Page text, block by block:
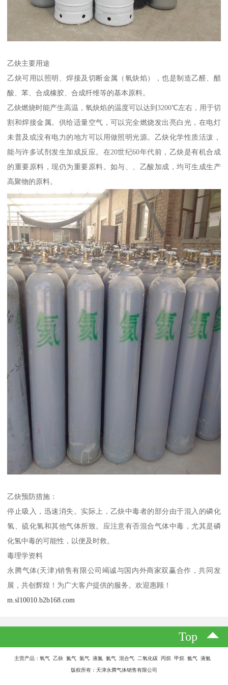
乙炔主要用途
乙炔可用以照明、焊接及切断金属（氧炔焰），也是制造乙醛、醋
酸、苯、合成橡胶、合成纤维等的基本原料。
乙炔燃烧时能产生高温，氧炔焰的温度可以达到3200℃左右，用于切
割和焊接金属。供给适量空气，可以完全燃烧发出亮白光，在电灯
未普及或没有电力的地方可以用做照明光源。乙炔化学性质活泼，
能与许多试剂发生加成反应。在20世纪60年代前，乙炔是有机合成
的重要原料，现仍为重要原料。如与、、乙酸加成，均可生成生产
高聚物的原料。
乙炔预防措施：
停止吸入，迅速消失。实际上，乙炔中毒者的部分由于混入的磷化
氢、硫化氢和其他气体所致。应注意有否混合气体中毒，尤其是磷
化氢中毒的可能性，以便及时救。
毒理学资料
永腾气体(天津)销售有限公司竭诚与国内外商家双赢合作，共同发
展，共创辉煌！为广大客户提供的服务。欢迎惠顾！
m.sl10010.b2b168.com
Top
主营产品：氧气 乙炔 氮气 氩气 液氮 氦气 混合气 二氧化碳 丙烷 甲烷 氨气 液氨
版权所有：天津永腾气体销售有限公司